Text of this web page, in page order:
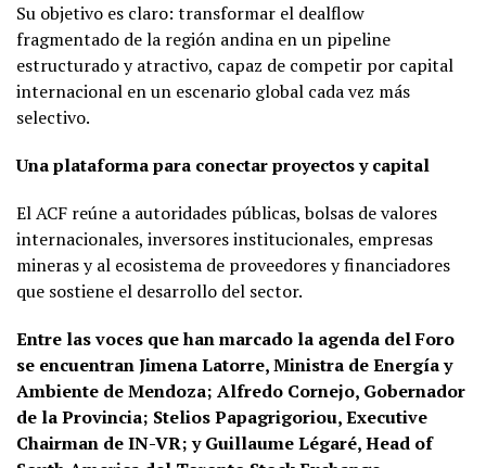
Su objetivo es claro: transformar el dealflow
fragmentado de la región andina en un pipeline
estructurado y atractivo, capaz de competir por capital
internacional en un escenario global cada vez más
selectivo.
Una plataforma para conectar proyectos y capital
El ACF reúne a autoridades públicas, bolsas de valores
internacionales, inversores institucionales, empresas
mineras y al ecosistema de proveedores y financiadores
que sostiene el desarrollo del sector.
Entre las voces que han marcado la agenda del Foro
se encuentran Jimena Latorre, Ministra de Energía y
Ambiente de Mendoza; Alfredo Cornejo, Gobernador
de la Provincia; Stelios Papagrigoriou, Executive
Chairman de IN-VR; y Guillaume Légaré, Head of